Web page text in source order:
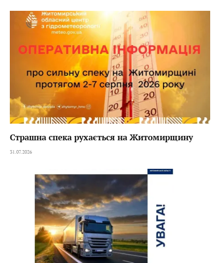
Страшна спека рухається на Житомирщину
31.07.2026